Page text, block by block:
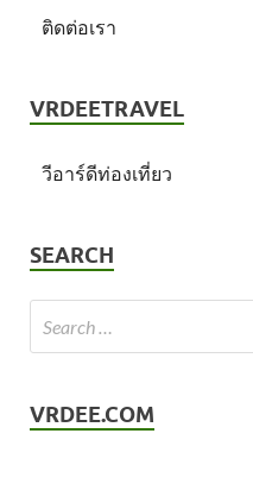
ติดต่อเรา
VRDEETRAVEL
วีอาร์ดีท่องเที่ยว
SEARCH
VRDEE.COM